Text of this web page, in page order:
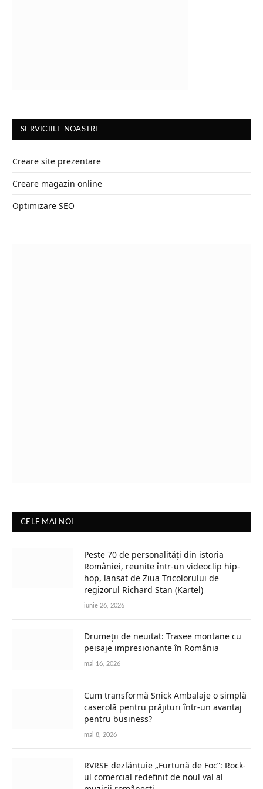
SERVICIILE NOASTRE
Creare site prezentare
Creare magazin online
Optimizare SEO
CELE MAI NOI
Peste 70 de personalități din istoria
României, reunite într-un videoclip hip-
hop, lansat de Ziua Tricolorului de
regizorul Richard Stan (Kartel)
iunie 26, 2026
Drumeții de neuitat: Trasee montane cu
peisaje impresionante în România
mai 16, 2026
Cum transformă Snick Ambalaje o simplă
caserolă pentru prăjituri într-un avantaj
pentru business?
mai 8, 2026
RVRSE dezlănțuie „Furtună de Foc”: Rock-
ul comercial redefinit de noul val al